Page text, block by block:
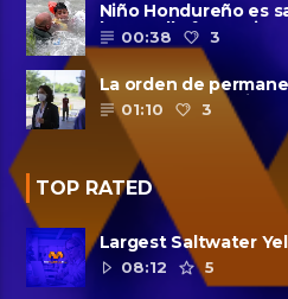
Niño Hondureño es
la patrulla fronteriza
00:38 3
La orden de
condado de Harris se
01:10 3
TOP RATED
Largest Saltwater
Dead08:12 5